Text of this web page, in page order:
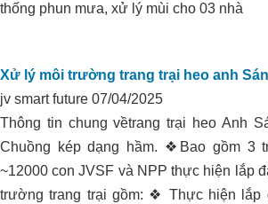
thống phun mưa, xử lý mùi cho 03 nhà
Xử lý môi trường trang trại heo anh
jv smart future 07/04/2025
Thông tin chung vềtrang trại heo Anh
Chuồng kép dạng hầm. ❖Bao gồm 3
~12000 con JVSF và NPP thực hiện lắp
trường trang trại gồm: ❖ Thực hiện lắp